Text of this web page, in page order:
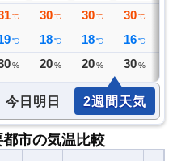
℃
℃
%
30 ℃
18 ℃
20 %
30 ℃
18 ℃
20 %
30 ℃
16 ℃
30 %
今日明日 2週間天気
市の気温比較